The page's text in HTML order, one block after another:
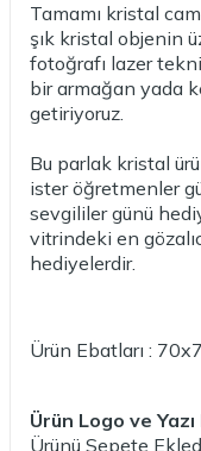
Tamamı kristal
şık kristal objenin
fotoğrafı lazer
bir armağan yada
getiriyoruz.
Bu parlak kristal
ister öğretmenler
sevgililer günü
vitrindeki en
hediyelerdir.
Ürün Ebatları :
Ürün Logo ve Yazı
Ürünü Sepete